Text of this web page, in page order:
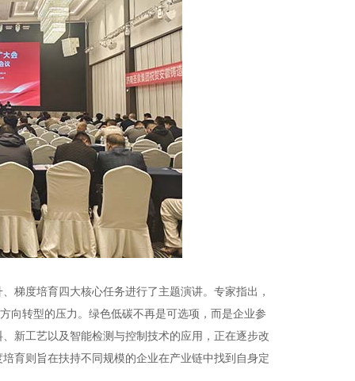
梯度培育四大核心任务进行了主题演讲。专家指出，
向转型的压力。绿色低碳不再是可选项，而是企业参
新工艺以及智能检测与控制技术的应用，正在逐步改
育则旨在扶持不同规模的企业在产业链中找到自身定